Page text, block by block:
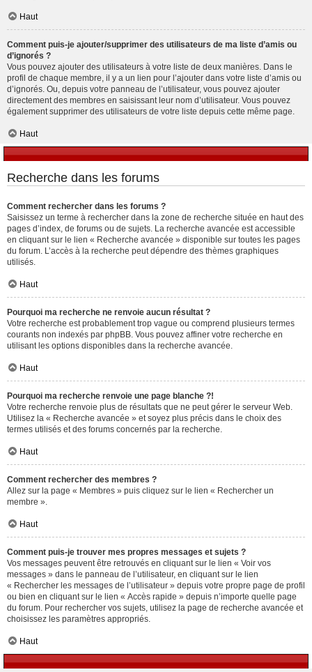
Haut
Comment puis-je ajouter/supprimer des utilisateurs de ma liste d’amis ou
d’ignorés ?
Vous pouvez ajouter des utilisateurs à votre liste de deux manières. Dans le
profil de chaque membre, il y a un lien pour l’ajouter dans votre liste d’amis ou
d’ignorés. Ou, depuis votre panneau de l’utilisateur, vous pouvez ajouter
directement des membres en saisissant leur nom d’utilisateur. Vous pouvez
également supprimer des utilisateurs de votre liste depuis cette même page.
Haut
Recherche dans les forums
Comment rechercher dans les forums ?
Saisissez un terme à rechercher dans la zone de recherche située en haut des
pages d’index, de forums ou de sujets. La recherche avancée est accessible
en cliquant sur le lien « Recherche avancée » disponible sur toutes les pages
du forum. L’accès à la recherche peut dépendre des thèmes graphiques
utilisés.
Haut
Pourquoi ma recherche ne renvoie aucun résultat ?
Votre recherche est probablement trop vague ou comprend plusieurs termes
courants non indexés par phpBB. Vous pouvez affiner votre recherche en
utilisant les options disponibles dans la recherche avancée.
Haut
Pourquoi ma recherche renvoie une page blanche ?!
Votre recherche renvoie plus de résultats que ne peut gérer le serveur Web.
Utilisez la « Recherche avancée » et soyez plus précis dans le choix des
termes utilisés et des forums concernés par la recherche.
Haut
Comment rechercher des membres ?
Allez sur la page « Membres » puis cliquez sur le lien « Rechercher un
membre ».
Haut
Comment puis-je trouver mes propres messages et sujets ?
Vos messages peuvent être retrouvés en cliquant sur le lien « Voir vos
messages » dans le panneau de l’utilisateur, en cliquant sur le lien
« Rechercher les messages de l’utilisateur » depuis votre propre page de profil
ou bien en cliquant sur le lien « Accès rapide » depuis n’importe quelle page
du forum. Pour rechercher vos sujets, utilisez la page de recherche avancée et
choisissez les paramètres appropriés.
Haut